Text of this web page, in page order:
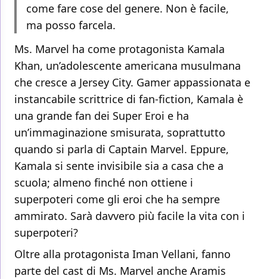
come fare cose del genere. Non è facile,
ma posso farcela.
Ms. Marvel ha come protagonista Kamala
Khan, un’adolescente americana musulmana
che cresce a Jersey City. Gamer appassionata e
instancabile scrittrice di fan-fiction, Kamala è
una grande fan dei Super Eroi e ha
un’immaginazione smisurata, soprattutto
quando si parla di Captain Marvel. Eppure,
Kamala si sente invisibile sia a casa che a
scuola; almeno finché non ottiene i
superpoteri come gli eroi che ha sempre
ammirato. Sarà davvero più facile la vita con i
superpoteri?
Oltre alla protagonista Iman Vellani, fanno
parte del cast di Ms. Marvel anche Aramis